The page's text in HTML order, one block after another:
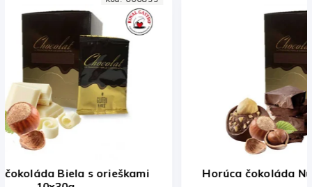
Horúca čokoláda Nugátová 10x30g